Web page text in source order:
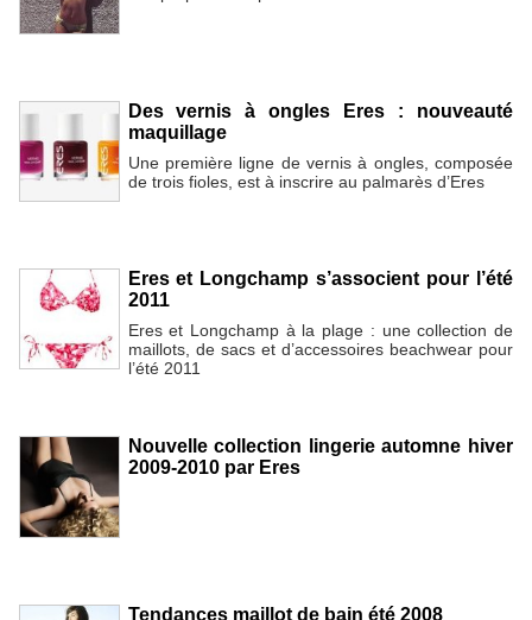
Des vernis à ongles Eres : nouveauté
maquillage
Une première ligne de vernis à ongles, composée
de trois fioles, est à inscrire au palmarès d’Eres
Eres et Longchamp s’associent pour l’été
2011
Eres et Longchamp à la plage : une collection de
maillots, de sacs et d’accessoires beachwear pour
l’été 2011
Nouvelle collection lingerie automne hiver
2009-2010 par Eres
Tendances maillot de bain été 2008